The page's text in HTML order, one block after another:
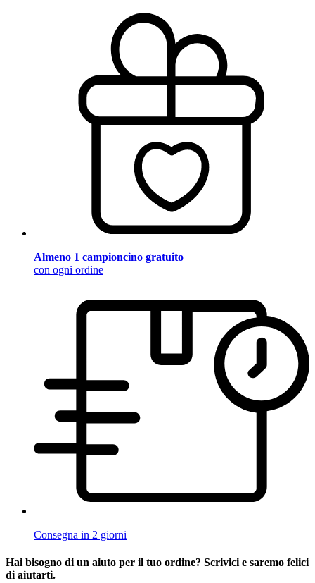
Almeno 1 campioncino gratuito
con ogni ordine
Consegna in 2 giorni
Hai bisogno di un aiuto per il tuo ordine? Scrivici e saremo felici
di aiutarti.